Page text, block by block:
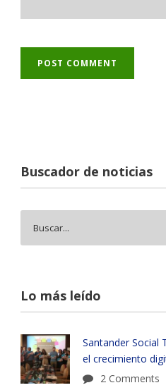
Buscador de noticias
Lo más leído
Santander Social
el crecimiento
2 Comments